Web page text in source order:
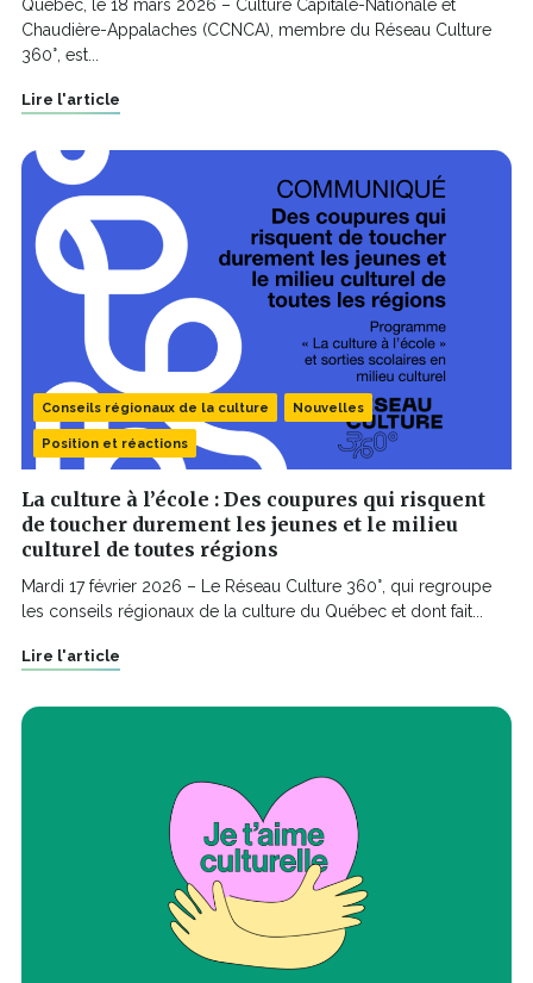
Québec, le 18 mars 2026 – Culture Capitale-Nationale et
Chaudière-Appalaches (CCNCA), membre du Réseau Culture
360°, est...
Lire l'article
Conseils régionaux de la culture Nouvelles
Position et réactions
La culture à l’école : Des coupures qui risquent
de toucher durement les jeunes et le milieu
culturel de toutes régions
Mardi 17 février 2026 – Le Réseau Culture 360°, qui regroupe
les conseils régionaux de la culture du Québec et dont fait...
Lire l'article